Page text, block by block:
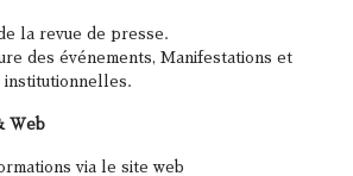
la revue de presse.
des événements, Manifestations et
institutionnelles.
Web
via le site web